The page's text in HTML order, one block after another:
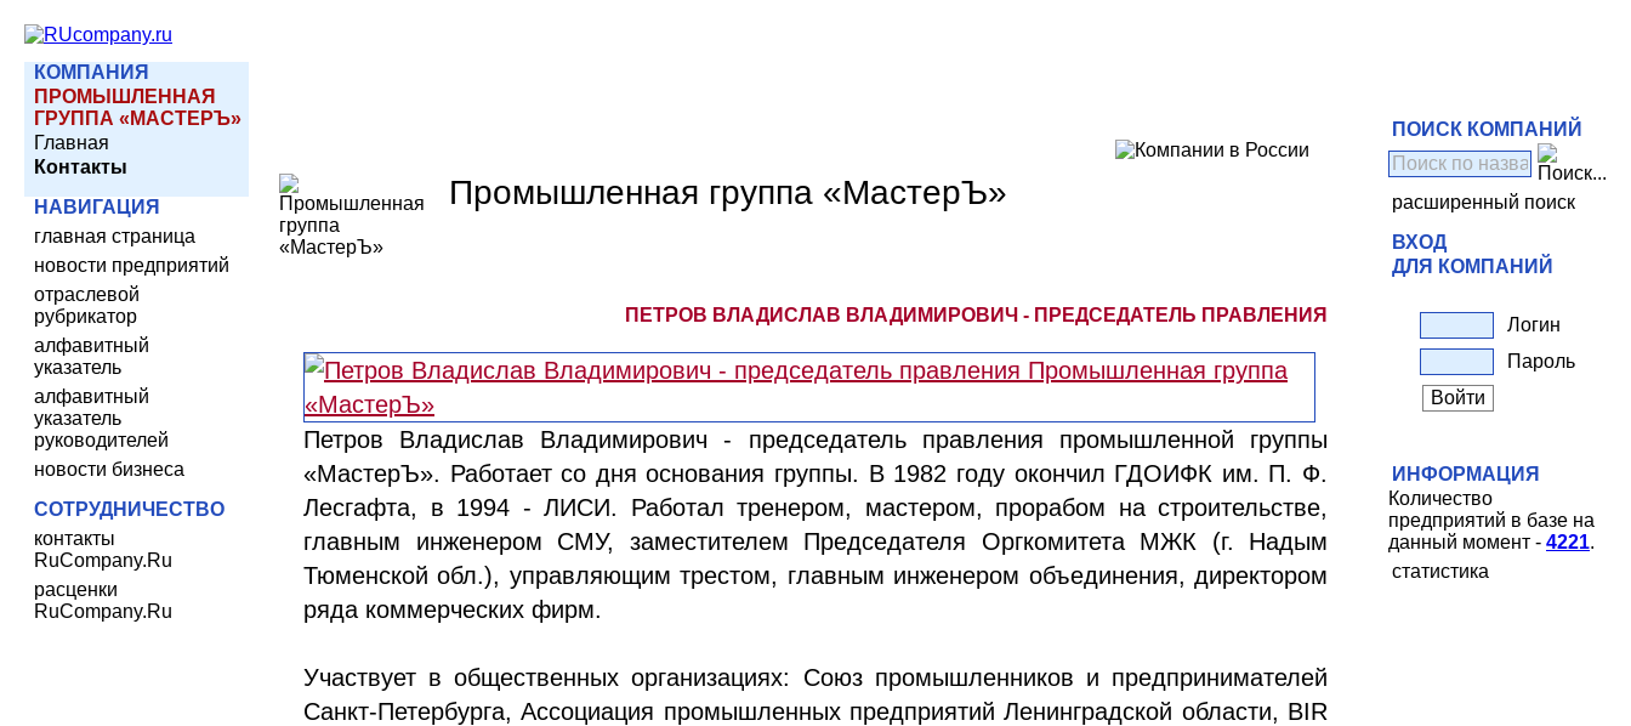
КОМПАНИЯ
ПРОМЫШЛЕННАЯ
ГРУППА «МАСТЕРЪ»
Главная
Контакты
НАВИГАЦИЯ
главная страница
новости предприятий
отраслевой
рубрикатор
алфавитный
указатель
алфавитный
указатель
руководителей
новости бизнеса
СОТРУДНИЧЕСТВО
контакты
RuCompany.Ru
расценки
RuCompany.Ru
Промышленная группа «МастерЪ»
ПЕТРОВ ВЛАДИСЛАВ ВЛАДИМИРОВИЧ - ПРЕДСЕДАТЕЛЬ ПРАВЛЕНИЯ
Петров Владислав Владимирович - председатель правления промышленной группы
«МастерЪ». Работает со дня основания группы. В 1982 году окончил ГДОИФК им. П. Ф.
Лесгафта, в 1994 - ЛИСИ. Работал тренером, мастером, прорабом на строительстве,
главным инженером СМУ, заместителем Председателя Оргкомитета МЖК (г. Надым
Тюменской обл.), управляющим трестом, главным инженером объединения, директором
ряда коммерческих фирм.
Участвует в общественных организациях: Союз промышленников и предпринимателей
Санкт-Петербурга, Ассоциация промышленных предприятий Ленинградской области, BIR
ПОИСК КОМПАНИЙ
расширенный поиск
ВХОД
ДЛЯ КОМПАНИЙ
Логин
Пароль
ИНФОРМАЦИЯ
Количество
предприятий в базе на
данный момент - 4221.
статистика